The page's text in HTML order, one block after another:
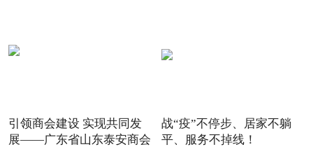
引领商会建设 实现共同发
展——广东省山东泰安商会
战“疫”不停步、居家不躺
平、服务不掉线！